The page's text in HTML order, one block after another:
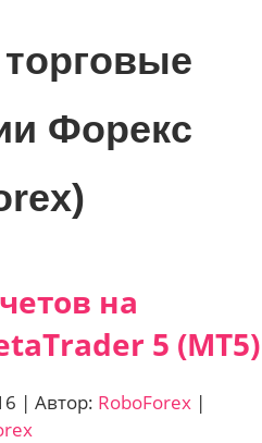
Форекс
на
5 (MT5)
| Автор: RoboForex |